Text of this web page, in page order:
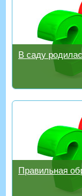
В саду
Правильная